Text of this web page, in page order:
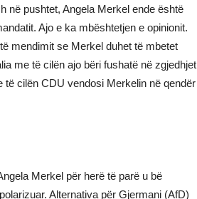
në pushtet, Angela Merkel ende është
Ajo e ka mbështetjen e opinionit.
mendimit se Merkel duhet të mbetet
me të cilën ajo bëri fushatë në zgjedhjet
të cilën CDU vendosi Merkelin në qendër
Merkel për herë të parë u bë
Alternativa për Gjermani (AfD)